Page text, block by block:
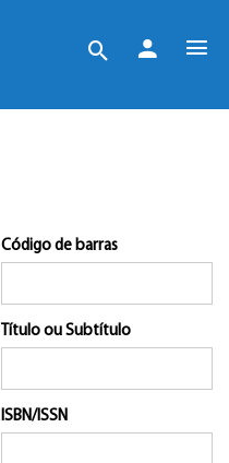
Código de barras
Título ou Subtítulo
ISBN/ISSN